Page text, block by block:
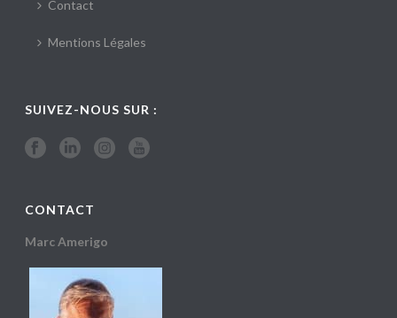
Contact
Mentions Légales
SUIVEZ-NOUS SUR :
CONTACT
Marc Amerigo